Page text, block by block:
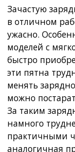
Зачастую
в отличном
ужасно.
моделей с
быстро
эти пятна
менять
можно
За таким
намного
практичными
аналогичная